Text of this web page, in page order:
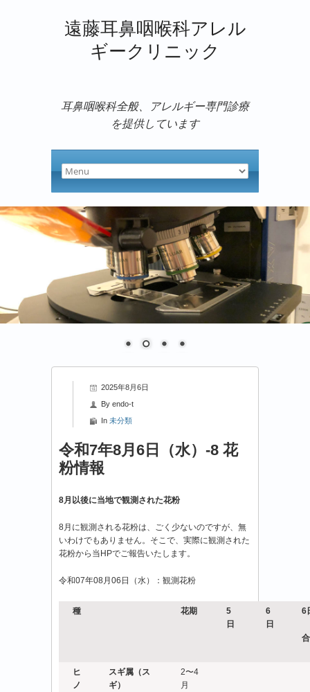
遠藤耳鼻咽喉科アレル
ギークリニック
耳鼻咽喉科全般、アレルギー専門診療
を提供しています
2025年8月6日
By endo-t
In 未分類
令和7年8月6日（水）-8 花
粉情報
8月以後に当地で観測された花粉
8月に観測される花粉は、ごく少ないのですが、無
いわけでもありません。そこで、実際に観測された
花粉から当HPでご報告いたします。
令和07年08月06日（水）：観測花粉
種 花期
5
日
6
日
6
ヒ
ノ
スギ属（ス
ギ）
2〜4
月